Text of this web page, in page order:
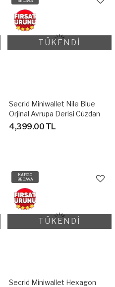
TÜKENDİ
Secrid Miniwallet Nile Blue
Orjinal Avrupa Derisi Cüzdan
4,399.00 TL
KARGO
BEDAVA
TÜKENDİ
Secrid Miniwallet Hexagon